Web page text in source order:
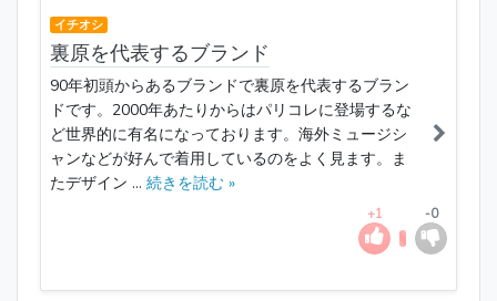
イチオシ
裏原を代表するブランド
90年初頭からあるブランドで裏原を代表するブラン
ドです。2000年あたりからはパリコレに登場するな
ど世界的に有名になっております。海外ミュージシ
ャンなどが好んで着用しているのをよく見ます。ま
たデザイン ... 続きを読む »
+1 -0